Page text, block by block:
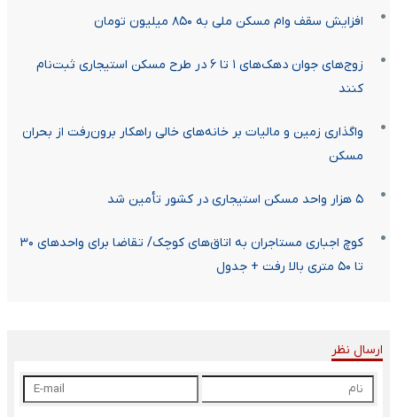
افزایش سقف وام مسکن ملی به ۸۵۰ میلیون تومان
زوج‌های جوان دهک‌های ۱ تا ۶ در طرح مسکن استیجاری ثبت‌نام
کنند
واگذاری زمین و مالیات بر خانه‌های خالی راهکار برون‌رفت از بحران
مسکن
۵ هزار واحد مسکن استیجاری در کشور تأمین شد
کوچ اجباری مستاجران به اتاق‌های کوچک/ تقاضا برای واحدهای ۳۰
تا ۵۰ متری بالا رفت + جدول‌
ارسال نظر